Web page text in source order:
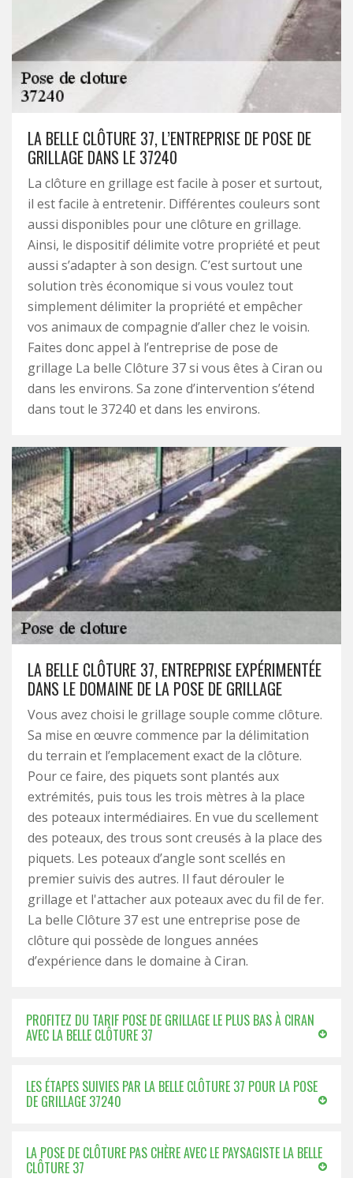
LA BELLE CLÔTURE 37, L’ENTREPRISE DE POSE DE
GRILLAGE DANS LE 37240
La clôture en grillage est facile à poser et surtout,
il est facile à entretenir. Différentes couleurs sont
aussi disponibles pour une clôture en grillage.
Ainsi, le dispositif délimite votre propriété et peut
aussi s’adapter à son design. C’est surtout une
solution très économique si vous voulez tout
simplement délimiter la propriété et empêcher
vos animaux de compagnie d’aller chez le voisin.
Faites donc appel à l’entreprise de pose de
grillage La belle Clôture 37 si vous êtes à Ciran ou
dans les environs. Sa zone d’intervention s’étend
dans tout le 37240 et dans les environs.
LA BELLE CLÔTURE 37, ENTREPRISE EXPÉRIMENTÉE
DANS LE DOMAINE DE LA POSE DE GRILLAGE
Vous avez choisi le grillage souple comme clôture.
Sa mise en œuvre commence par la délimitation
du terrain et l’emplacement exact de la clôture.
Pour ce faire, des piquets sont plantés aux
extrémités, puis tous les trois mètres à la place
des poteaux intermédiaires. En vue du scellement
des poteaux, des trous sont creusés à la place des
piquets. Les poteaux d’angle sont scellés en
premier suivis des autres. Il faut dérouler le
grillage et l'attacher aux poteaux avec du fil de fer.
La belle Clôture 37 est une entreprise pose de
clôture qui possède de longues années
d’expérience dans le domaine à Ciran.
PROFITEZ DU TARIF POSE DE GRILLAGE LE PLUS BAS À CIRAN
AVEC LA BELLE CLÔTURE 37
LES ÉTAPES SUIVIES PAR LA BELLE CLÔTURE 37 POUR LA POSE
DE GRILLAGE 37240
LA POSE DE CLÔTURE PAS CHÈRE AVEC LE PAYSAGISTE LA BELLE
CLÔTURE 37